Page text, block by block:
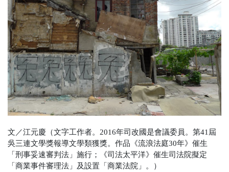
文／江元慶（文字工作者。2016年司改國是會議委員。第41屆
吳三連文學獎報導文學類獲獎。作品《流浪法庭30年》催生
「刑事妥速審判法」施行；《司法太平洋》催生司法院擬定
「商業事件審理法」及設置「商業法院」。）